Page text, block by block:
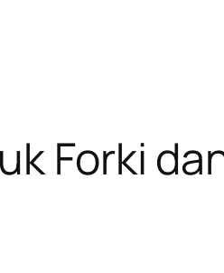
Forki